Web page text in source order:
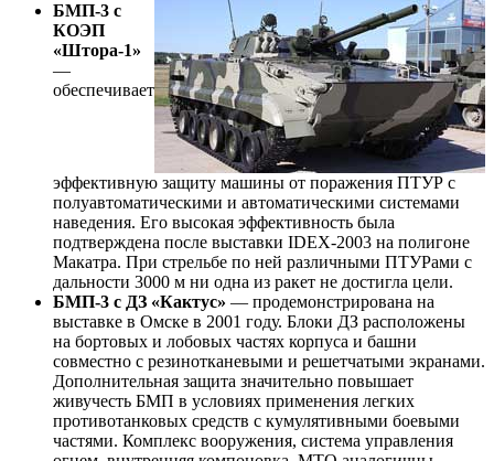
БМП-3 c
КОЭП
«Штора-1»
—
обеспечивает
эффективную защиту машины от поражения ПТУР с
полуавтоматическими и автоматическими системами
наведения. Его высокая эффективность была
подтверждена после выставки IDEX-2003 на полигоне
Макатра. При стрельбе по ней различными ПТУРами с
дальности 3000 м ни одна из ракет не достигла цели.
БМП-3 с ДЗ «Кактус» — продемонстрирована на
выставке в Омске в 2001 году. Блоки ДЗ расположены
на бортовых и лобовых частях корпуса и башни
совместно с резинотканевыми и решетчатыми экранами.
Дополнительная защита значительно повышает
живучесть БМП в условиях применения легких
противотанковых средств с кумулятивными боевыми
частями. Комплекс вооружения, система управления